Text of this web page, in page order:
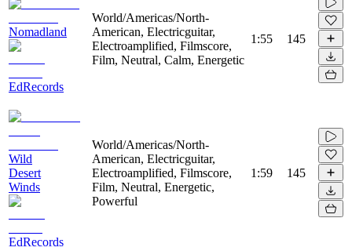
Nomadland
EdRecords
World/Americas/North-
American, Electricguitar,
Electroamplified, Filmscore,
Film, Neutral, Calm, Energetic
1:55 145
Wild
Desert
Winds
EdRecords
World/Americas/North-
American, Electricguitar,
Electroamplified, Filmscore,
Film, Neutral, Energetic,
Powerful
1:59 145